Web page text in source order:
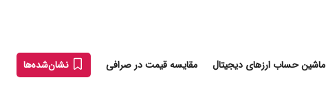
ماشین حساب ارزهای دیجیتال مقایسه قیمت در صرافی نشان‌شده‌ها